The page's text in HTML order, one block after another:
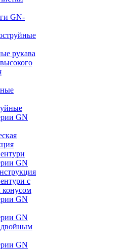
GN-
рукава
GN
GN
c
GN
GN
GN